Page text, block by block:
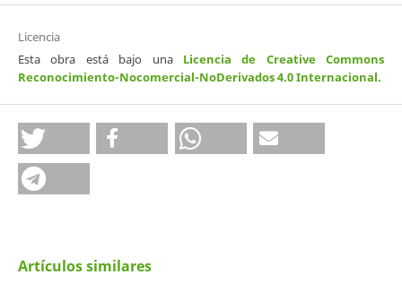
Licencia
Esta obra está bajo una Licencia de Creative Commons
Reconocimiento-Nocomercial-NoDerivados 4.0 Internacional.
Artículos similares